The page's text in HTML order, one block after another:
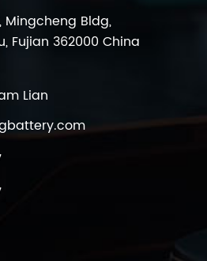
Mingcheng Bldg,
Fujian 362000 China
Lian